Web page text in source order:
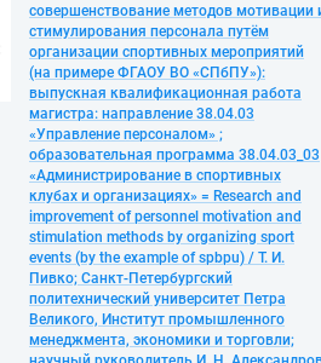
совершенствование методов мотивации
стимулирования персонала путём
организации спортивных мероприятий
(на примере ФГАОУ ВО «СПбПУ»):
выпускная квалификационная работа
магистра: направление 38.04.03
«Управление персоналом» ;
образовательная программа 38.04.03_03
«Администрирование в спортивных
клубах и организациях» = Research and
improvement of personnel motivation and
stimulation methods by organizing sport
events (by the example of spbpu) / Т. И.
Пивко; Санкт-Петербургский
политехнический университет Петра
Великого, Институт промышленного
менеджмента, экономики и торговли;